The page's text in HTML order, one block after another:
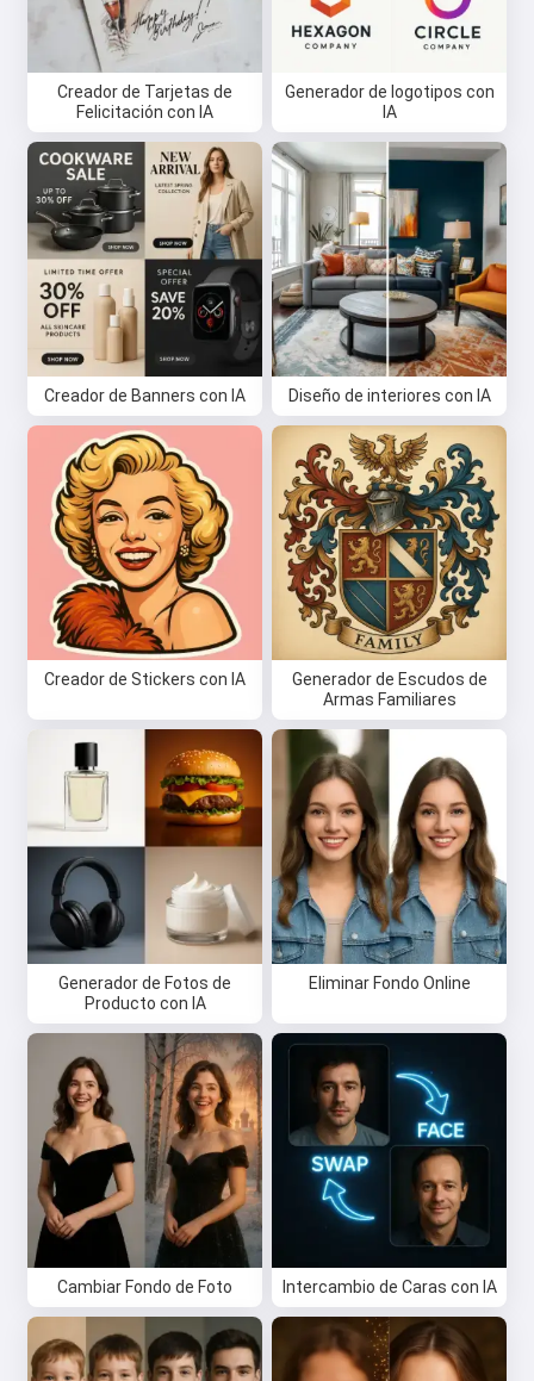
Creador de Tarjetas de
Felicitación con IA
Generador de logotipos con
IA
Creador de Banners con IA Diseño de interiores con IA
Creador de Stickers con IA
Generador de Escudos de
Armas Familiares
Generador de Fotos de
Producto con IA
Eliminar Fondo Online
Cambiar Fondo de Foto Intercambio de Caras con IA